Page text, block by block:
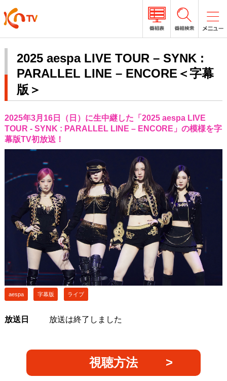
2025 aespa LIVE TOUR – SYNK :
PARALLEL LINE – ENCORE＜字幕
版＞
2025年3月16日（日）に生中継した「2025 aespa LIVE
TOUR - SYNK : PARALLEL LINE – ENCORE」の模様を字
幕版TV初放送！
aespa 字幕版 ライブ
放送日 放送は終了しました
視聴方法